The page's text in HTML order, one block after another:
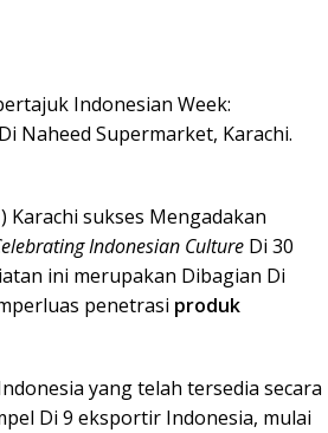
Indonesian Week:
Naheed Supermarket, Karachi.
Karachi sukses Mengadakan
Indonesian Culture Di 30
ini merupakan Dibagian Di
penetrasi produk
yang telah tersedia secara
Di 9 eksportir Indonesia, mulai